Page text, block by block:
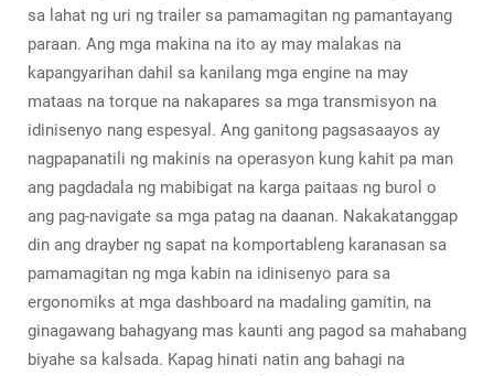
sa lahat ng uri ng trailer sa pamamagitan ng pamantayang
paraan. Ang mga makina na ito ay may malakas na
kapangyarihan dahil sa kanilang mga engine na may
mataas na torque na nakapares sa mga transmisyon na
idinisenyo nang espesyal. Ang ganitong pagsasaayos ay
nagpapanatili ng makinis na operasyon kung kahit pa man
ang pagdadala ng mabibigat na karga paitaas ng burol o
ang pag-navigate sa mga patag na daanan. Nakakatanggap
din ang drayber ng sapat na komportableng karanasan sa
pamamagitan ng mga kabin na idinisenyo para sa
ergonomiks at mga dashboard na madaling gamitin, na
ginagawang bahagyang mas kaunti ang pagod sa mahabang
biyahe sa kalsada. Kapag hinati natin ang bahagi na